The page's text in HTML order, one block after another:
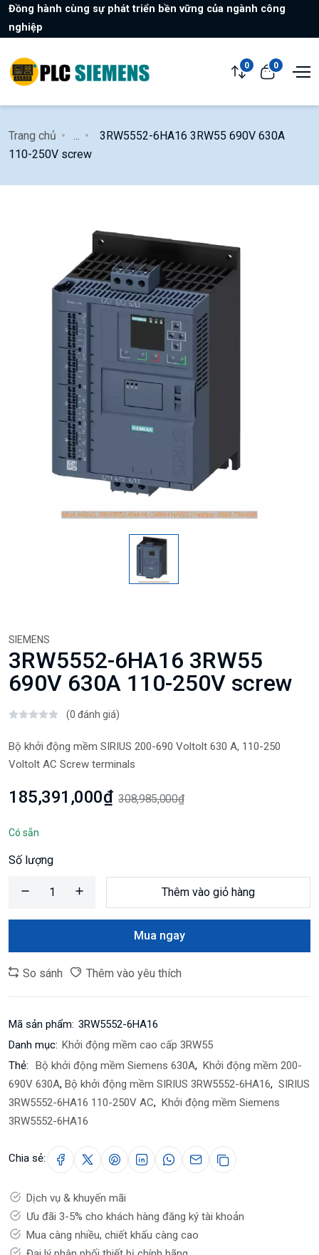
Đồng hành cùng sự phát triển bền vững của ngành công
nghiệp
0 0
Trang chủ
3RW5552-6HA16 3RW55 690V 630A
110-250V screw
SIEMENS
3RW5552-6HA16 3RW55
690V 630A 110-250V screw
(0 đánh giá)
Bộ khởi động mềm SIRIUS 200-690 Voltolt 630 A, 110-250
Voltolt AC Screw terminals
185,391,000₫ 308,985,000₫
Có sẵn
Số lượng
Thêm vào giỏ hàng
Mua ngay
So sánh Thêm vào yêu thích
Mã sản phẩm: 3RW5552-6HA16
Danh mục: Khởi động mềm cao cấp 3RW55
Thẻ:
Bộ khởi động mềm Siemens 630A, Khởi động mềm 200-
690V 630A, Bộ khởi động mềm SIRIUS 3RW5552-6HA16, SIRIUS
3RW5552-6HA16 110-250V AC, Khởi động mềm Siemens
3RW5552-6HA16
Chia sẻ:
Dịch vụ & khuyến mãi
Ưu đãi 3-5% cho khách hàng đăng ký tài khoản
Mua càng nhiều, chiết khấu càng cao